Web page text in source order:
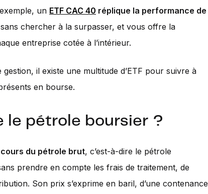
un ETF CAC 40 réplique la performance de
chercher à la surpasser, et vous offre la
entreprise cotée à l’intérieur.
il existe une multitude d’ETF pour suivre à
en bourse.
le pétrole boursier ?
du pétrole brut, c’est-à-dire le pétrole
prendre en compte les frais de traitement, de
Son prix s’exprime en baril, d’une contenance